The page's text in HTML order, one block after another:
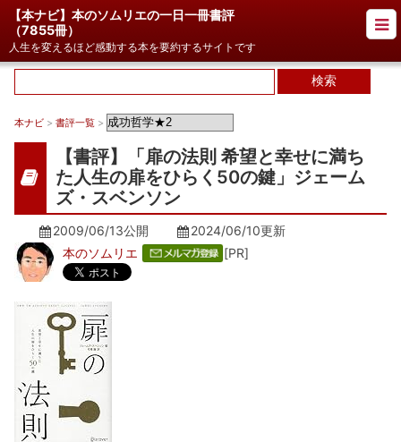
【本ナビ】本のソムリエの一日一冊書評
（7855冊）
人生を変えるほど感動する本を要約するサイトです
本ナビ > 書評一覧 >
【書評】「扉の法則 希望と幸せに満ち
た人生の扉をひらく50の鍵」ジェーム
ズ・スベンソン
2009/06/13公開 2024/06/10更新
本のソムリエ
[PR]